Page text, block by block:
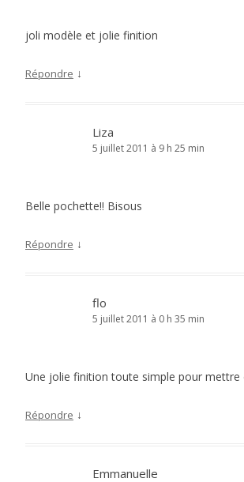
joli modèle et jolie finition
Répondre ↓
Liza
5 juillet 2011 à 9 h 25 min
Belle pochette!! Bisous
Répondre ↓
flo
5 juillet 2011 à 0 h 35 min
Une jolie finition toute simple pour
Répondre ↓
Emmanuelle